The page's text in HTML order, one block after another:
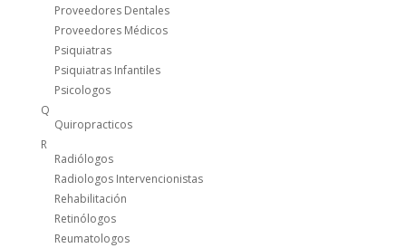
Proveedores Dentales
Proveedores Médicos
Psiquiatras
Psiquiatras Infantiles
Psicologos
Q
Quiropracticos
R
Radiólogos
Radiologos Intervencionistas
Rehabilitación
Retinólogos
Reumatologos